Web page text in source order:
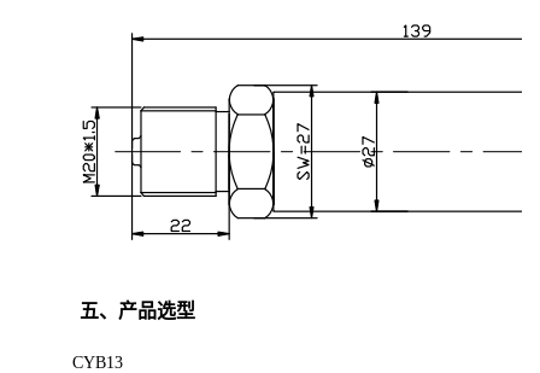
五、产品选型
CYB13